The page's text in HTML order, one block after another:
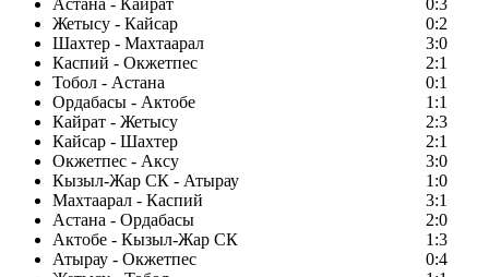
Астана - Кайрат
0:3
Жетысу - Кайсар
0:2
Шахтер - Махтаарал
3:0
Каспий - Окжетпес
2:1
Тобол - Астана
0:1
Ордабасы - Актобе
1:1
Кайрат - Жетысу
2:3
Кайсар - Шахтер
2:1
Окжетпес - Аксу
3:0
Кызыл-Жар СК - Атырау
1:0
Махтаарал - Каспий
3:1
Астана - Ордабасы
2:0
Актобе - Кызыл-Жар СК
1:3
Атырау - Окжетпес
0:4